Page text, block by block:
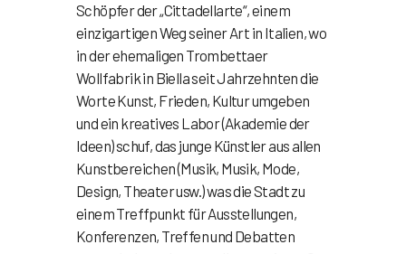
Schöpfer der „Cittadellarte“, einem
einzigartigen Weg seiner Art in Italien, wo
in der ehemaligen Trombettaer
Wollfabrik in Biella seit Jahrzehnten die
Worte Kunst, Frieden, Kultur umgeben
und ein kreatives Labor (Akademie der
Ideen) schuf, das junge Künstler aus allen
Kunstbereichen (Musik, Musik, Mode,
Design, Theater usw.) was die Stadt zu
einem Treffpunkt für Ausstellungen,
Konferenzen, Treffen und Debatten